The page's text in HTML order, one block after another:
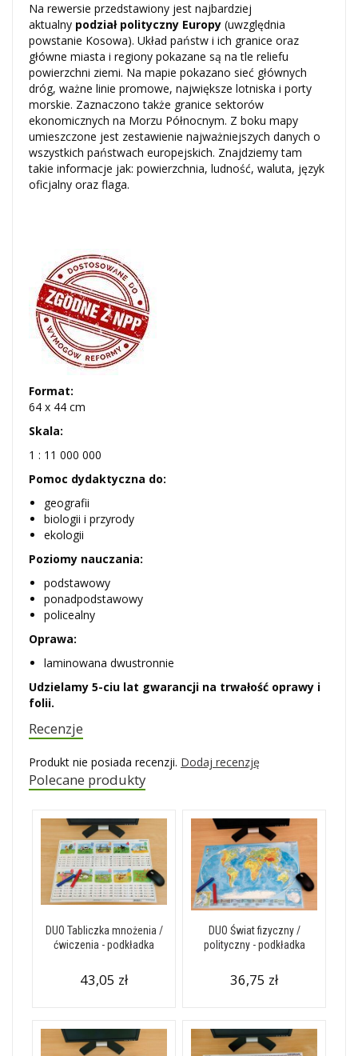
Na rewersie przedstawiony jest najbardziej
aktualny podział polityczny Europy (uwzględnia
powstanie Kosowa). Układ państw i ich granice oraz
główne miasta i regiony pokazane są na tle reliefu
powierzchni ziemi. Na mapie pokazano sieć głównych
dróg, ważne linie promowe, największe lotniska i porty
morskie. Zaznaczono także granice sektorów
ekonomicznych na Morzu Północnym. Z boku mapy
umieszczone jest zestawienie najważniejszych danych o
wszystkich państwach europejskich. Znajdziemy tam
takie informacje jak: powierzchnia, ludność, waluta, język
oficjalny oraz flaga.
Format:
64 x 44 cm
Skala:
1 : 11 000 000
Pomoc dydaktyczna do:
geografii
biologii i przyrody
ekologii
Poziomy nauczania:
podstawowy
ponadpodstawowy
policealny
Oprawa:
laminowana dwustronnie
Udzielamy 5-ciu lat gwarancji na trwałość oprawy i
folii.
Recenzje
Produkt nie posiada recenzji. Dodaj recenzję
Polecane produkty
DUO Tabliczka mnożenia /
ćwiczenia - podkładka
43,05 zł
DUO Świat fizyczny /
polityczny - podkładka
36,75 zł